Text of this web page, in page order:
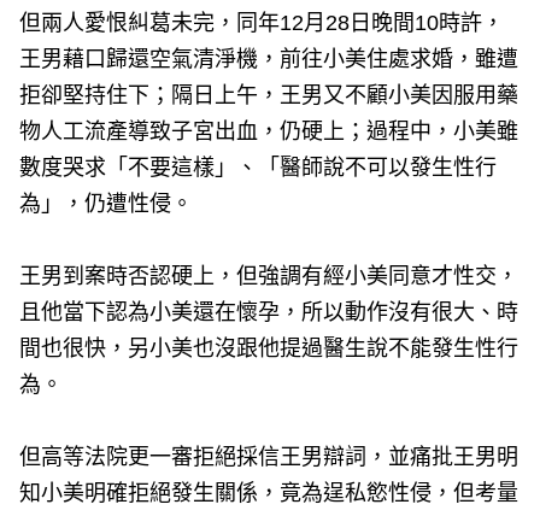
但兩人愛恨糾葛未完，同年12月28日晚間10時許，
王男藉口歸還空氣清淨機，前往小美住處求婚，雖遭
拒卻堅持住下；隔日上午，王男又不顧小美因服用藥
物人工流產導致子宮出血，仍硬上；過程中，小美雖
數度哭求「不要這樣」、「醫師說不可以發生性行
為」，仍遭性侵。
王男到案時否認硬上，但強調有經小美同意才性交，
且他當下認為小美還在懷孕，所以動作沒有很大、時
間也很快，另小美也沒跟他提過醫生說不能發生性行
為。
但高等法院更一審拒絕採信王男辯詞，並痛批王男明
知小美明確拒絕發生關係，竟為逞私慾性侵，但考量